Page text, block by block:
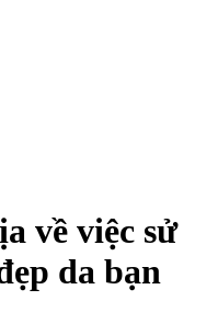
về việc sử
da bạn